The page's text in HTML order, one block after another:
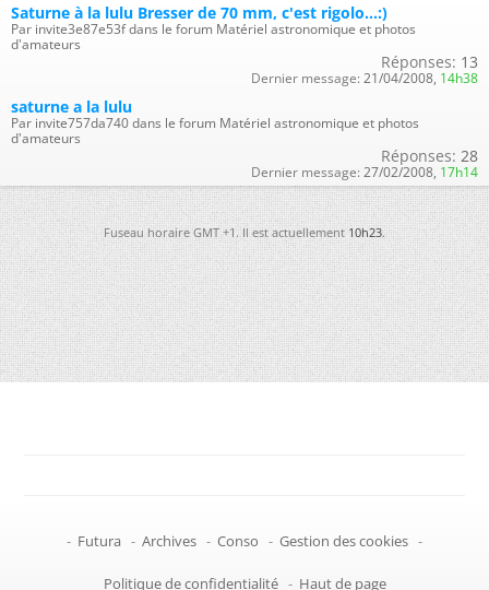
Saturne à la lulu Bresser de 70 mm, c'est rigolo...:)
Par invite3e87e53f dans le forum Matériel astronomique et photos
d'amateurs
Réponses: 13
Dernier message: 21/04/2008, 14h38
saturne a la lulu
Par invite757da740 dans le forum Matériel astronomique et photos
d'amateurs
Réponses: 28
Dernier message: 27/02/2008, 17h14
Fuseau horaire GMT +1. Il est actuellement10h23.
- Futura - Archives - Conso - Gestion des cookies -
Politique de confidentialité - Haut de page